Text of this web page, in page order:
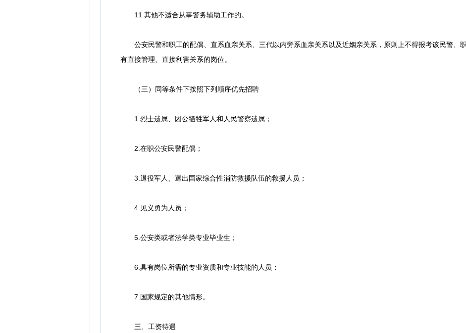
11.其他不适合从事警务辅助工作的。
公安民警和职工的配偶、直系血亲关系、三代以内旁系血亲关系以及近姻亲关系，原则上不得报考该民警、
有直接管理、直接利害关系的岗位。
（三）同等条件下按照下列顺序优先招聘
1.烈士遗属、因公牺牲军人和人民警察遗属；
2.在职公安民警配偶；
3.退役军人、退出国家综合性消防救援队伍的救援人员；
4.见义勇为人员；
5.公安类或者法学类专业毕业生；
6.具有岗位所需的专业资质和专业技能的人员；
7.国家规定的其他情形。
三、工资待遇